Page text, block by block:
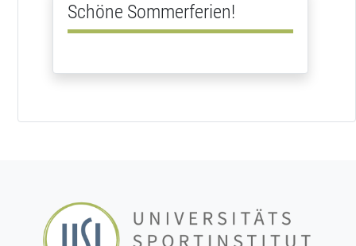
Schöne Sommerferien!